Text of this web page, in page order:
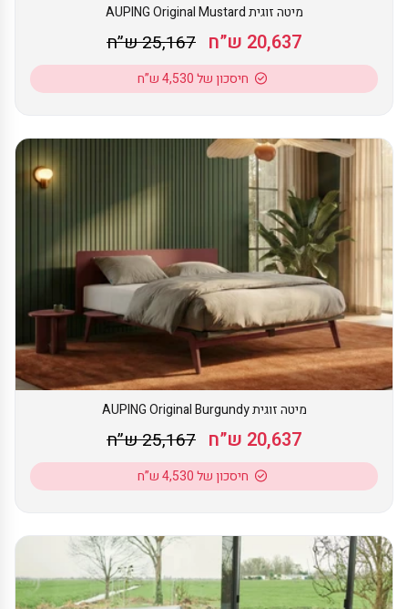
מיטה זוגית AUPING Original Mustard
20,637 ש”ח 25,167 ש”ח
חיסכון של 4,530 ש”ח
מיטה זוגית AUPING Original Burgundy
20,637 ש”ח 25,167 ש”ח
חיסכון של 4,530 ש”ח